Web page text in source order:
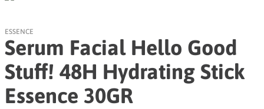
ESSENCE
Serum Facial Hello Good
Stuff! 48H Hydrating Stick
Essence 30GR
5.
6.
detergente
7.
vaquita
8.
arroz